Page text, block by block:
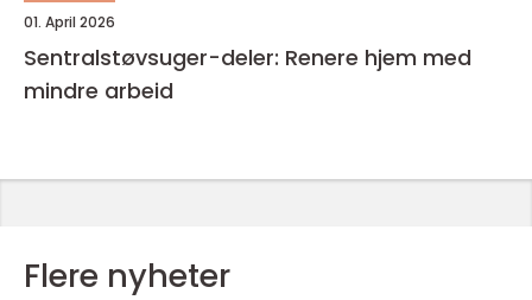
01. April 2026
Sentralstøvsuger-deler: Renere hjem med
mindre arbeid
Flere nyheter